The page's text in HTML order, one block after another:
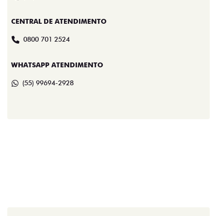
CENTRAL DE ATENDIMENTO
0800 701 2524
WHATSAPP ATENDIMENTO
(55) 99694-2928